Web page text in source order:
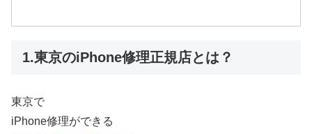
1.東京のiPhone修理正規店とは？
東京で
iPhone修理ができる